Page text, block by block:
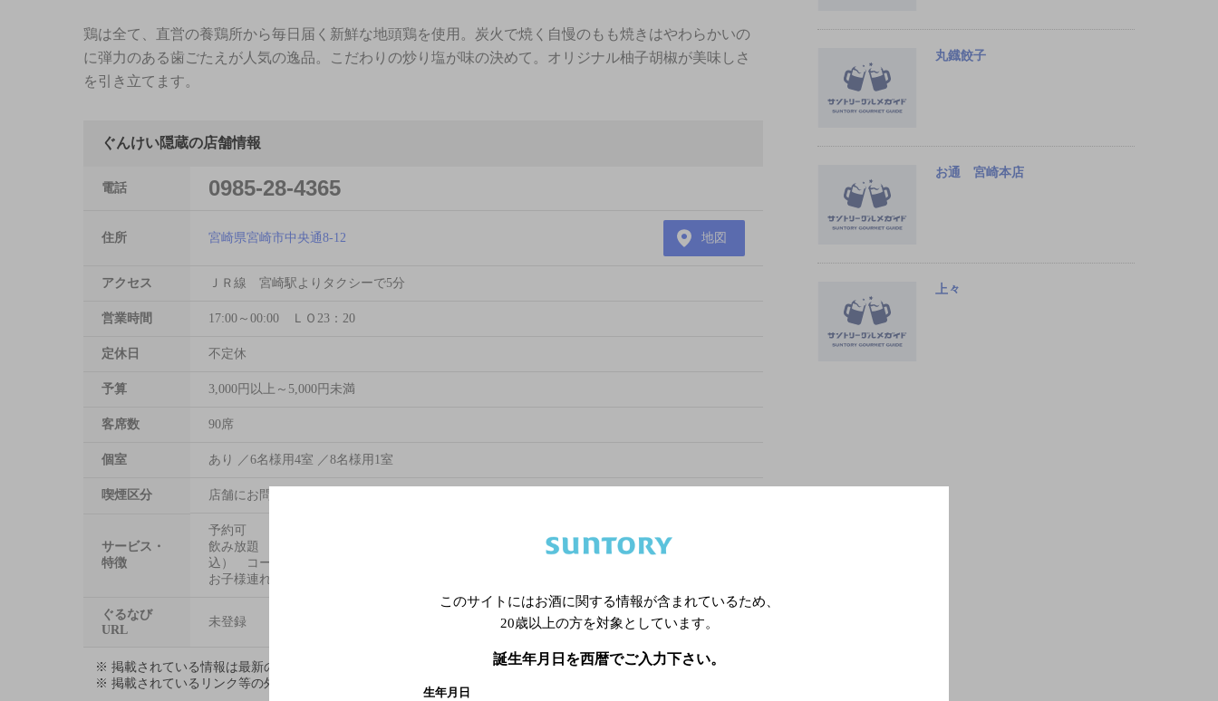
鶏は全て、直営の養鶏所から毎日届く新鮮な地頭鶏を使用。炭火で焼く自慢のもも焼きはやわらかいの
に弾力のある歯ごたえが人気の逸品。こだわりの炒り塩が味の決めて。オリジナル柚子胡椒が美味しさ
を引き立てます。
ぐんけい隠蔵の店舗情報
電話 0985-28-4365
住所 宮崎県宮崎市中央通8-12 地図
アクセス ＪＲ線 宮崎駅よりタクシーで5分
営業時間 17:00～00:00 ＬＯ23：20
定休日 不定休
予算 3,000円以上～5,000円未満
客席数 90席
個室 あり ／6名様用4室 ／8名様用1室
喫煙区分 店舗にお問い合わせください
サービス・
特徴
予約可 お電話またはお店オリジナルサイトからでも承っております
飲み放題 単品1890円（税込） コース＋1575円（税込）、ノンアルコール単品は840円（税
込） コース＋630円（税込）
お子様連れ大歓迎
ぐるなび
URL
未登録 オリジナルサイト
※ 掲載されている情報は最新の内容と異なる場合があります。詳しくはお店にお問い合わせください。
※ 掲載されているリンク等の外部コンテンツはお客様のご判断でご利用ください。
丸鐡餃子
お通 宮崎本店
上々
このサイトにはお酒に関する情報が含まれているため、
20歳以上の方を対象としています。
誕生年月日を西暦でご入力下さい。
生年月日